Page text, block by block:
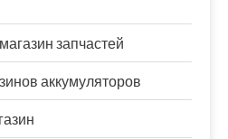
запчастей
аккумуляторов